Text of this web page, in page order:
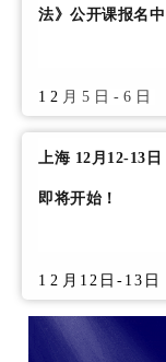
法》公开课报名中
12 月5日-6日
上海 12月12-13
即将开始！
12 月12日-13日